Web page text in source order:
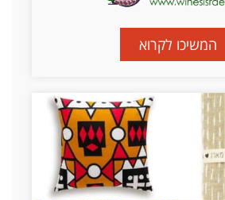
המשיכו לקרוא